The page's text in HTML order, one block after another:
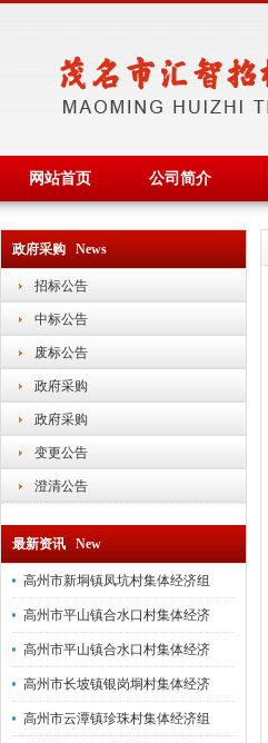
网站首页 公司简介
政府采购 News
招标公告
中标公告
废标公告
政府采购
政府采购
变更公告
澄清公告
最新资讯 New
高州市新垌镇凤坑村集体经济组
高州市平山镇合水口村集体经济
高州市平山镇合水口村集体经济
高州市长坡镇银岗垌村集体经济
高州市云潭镇珍珠村集体经济组